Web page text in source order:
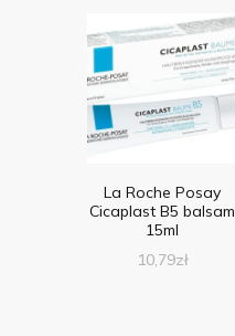
La Roche Posay
Cicaplast B5 balsam
15ml
10,79zł